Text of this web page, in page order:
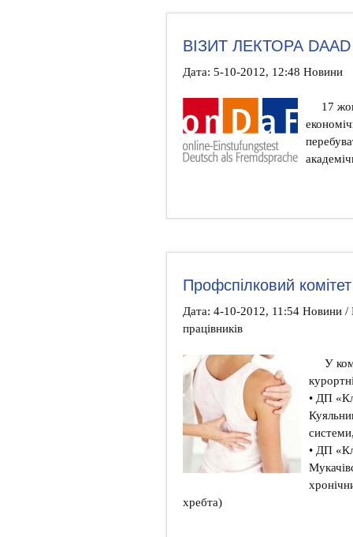
ВІЗИТ ЛЕКТОРА
Дата: 5-10-2012, 12:48 Новини
17
Профспілковий
Дата: 4-10-2012, 11:54 Новини /
працівників
У
• ДП
• ДП
хребта)